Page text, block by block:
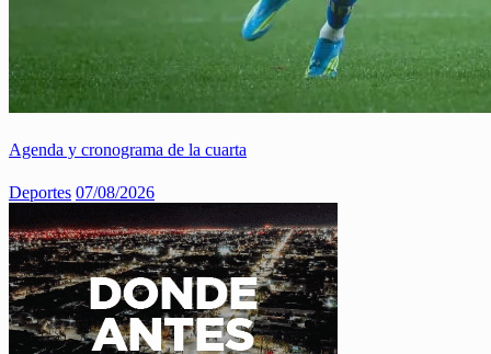
Agenda y cronograma de la cuarta
Deportes 07/08/2026